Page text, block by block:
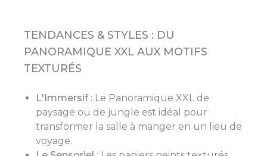
TENDANCES & STYLES : DU
PANORAMIQUE XXL AUX MOTIFS
TEXTURÉS
L'Immersif: Le Panoramique XXL de
paysage ou de jungle est idéal pour
transformer la salle à manger en un lieu de
voyage.